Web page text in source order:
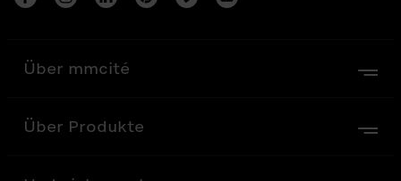
Über mmcité
Über Produkte